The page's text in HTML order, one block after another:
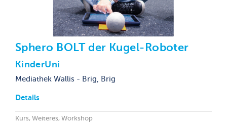
Sphero BOLT der Kugel-Roboter
KinderUni
Mediathek Wallis - Brig, Brig
Details
Kurs, Weiteres, Workshop